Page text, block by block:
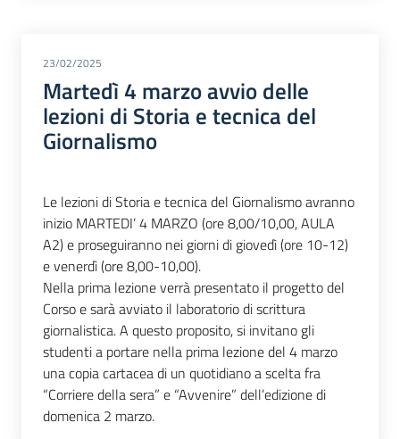
23/02/2025
Martedì 4 marzo avvio delle
lezioni di Storia e tecnica del
Giornalismo
Le lezioni di Storia e tecnica del Giornalismo avranno
inizio MARTEDI’ 4 MARZO (ore 8,00/10,00, AULA
A2) e proseguiranno nei giorni di giovedì (ore 10-12)
e venerdì (ore 8,00-10,00).
Nella prima lezione verrà presentato il progetto del
Corso e sarà avviato il laboratorio di scrittura
giornalistica. A questo proposito, si invitano gli
studenti a portare nella prima lezione del 4 marzo
una copia cartacea di un quotidiano a scelta fra
“Corriere della sera” e “Avvenire” dell’edizione di
domenica 2 marzo.